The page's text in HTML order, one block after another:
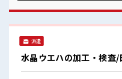
派遣
水晶ウエハの加工・検査/